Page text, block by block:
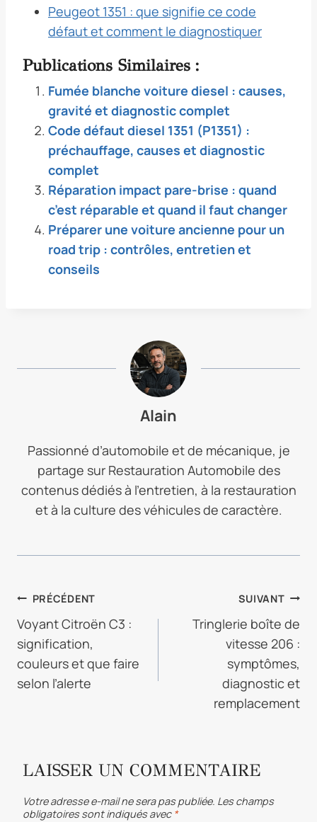
Peugeot 1351 : que signifie ce code
défaut et comment le diagnostiquer
Publications Similaires :
Fumée blanche voiture diesel : causes,
gravité et diagnostic complet
Code défaut diesel 1351 (P1351) :
préchauffage, causes et diagnostic
complet
Réparation impact pare-brise : quand
c’est réparable et quand il faut changer
Préparer une voiture ancienne pour un
road trip : contrôles, entretien et
conseils
Alain
Passionné d’automobile et de mécanique, je
partage sur Restauration Automobile des
contenus dédiés à l’entretien, à la restauration
et à la culture des véhicules de caractère.
NAVIGATION
DE
L’ARTICLE
PRÉCÉDENT
Voyant Citroën C3 :
signification,
couleurs et que faire
selon l’alerte
SUIVANT
Tringlerie boîte de
vitesse 206 :
symptômes,
diagnostic et
remplacement
LAISSER UN COMMENTAIRE
Votre adresse e-mail ne sera pas publiée. Les champs
obligatoires sont indiqués avec *